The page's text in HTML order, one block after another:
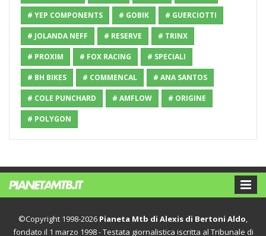
# YEP COMPONENTS # GOBIK # GUERCIOTTI
# JOLANDA NEFF # RESERVE # TRINX
# PROXIM # FOX RACING # SPECIALI
# BH BIKES # COMMENCAL # ANA SANTOS
# COLE PUNCHARD # AMFLOW # ORIGINE
# POLYGON
©Copyright 1998-2026 Pianeta Mtb di Alexis di Bertoni Aldo
fondato il 1 marzo 1998 - Testata giornalistica iscritta al Tribunale di